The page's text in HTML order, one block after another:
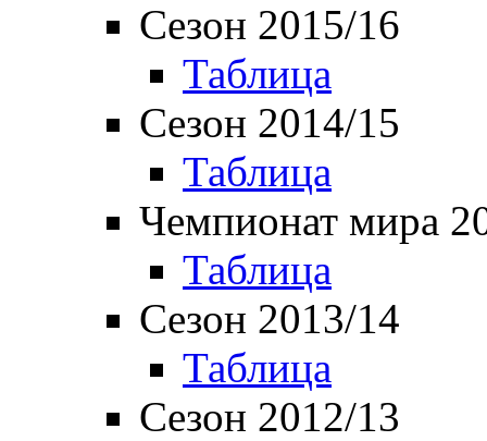
Сезон 2015/16
Таблица
Сезон 2014/15
Таблица
Чемпионат мира
Таблица
Сезон 2013/14
Таблица
Сезон 2012/13